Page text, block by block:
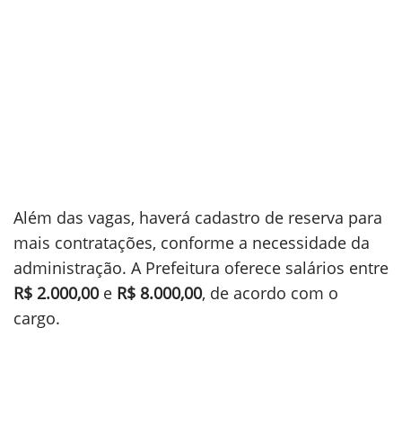
Além das vagas, haverá cadastro de reserva para
mais contratações, conforme a necessidade da
administração. A Prefeitura oferece salários entre
R$ 2.000,00e R$ 8.000,00, de acordo com o
cargo.